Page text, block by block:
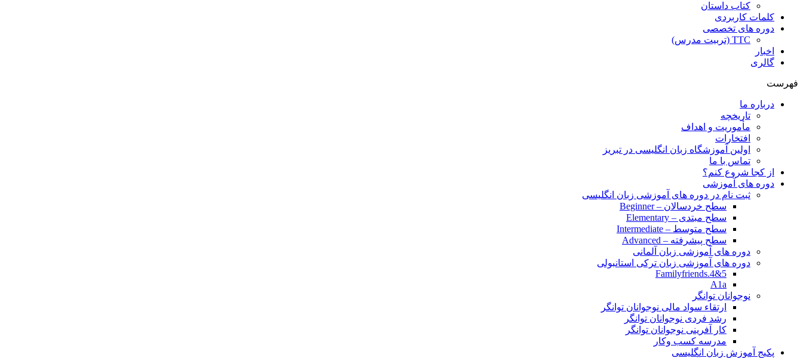
کتاب داستان
کلمات کاربردی
دوره های تخصصی
TTC (تربیت مدرس)
اخبار
گالری
فهرست
درباره ما
تاریخچه
مأموریت و اهداف
افتخارات
اولین آموزشگاه زبان انگلیسی در تبریز
تماس با ما
از کجا شروع کنم؟
دوره های آموزشی
ثبت نام در دوره های آموزشی زبان انگلیسی
سطح خردسالان – Beginner
سطح مبتدی – Elementary
سطح متوسط – Intermediate
سطح پیشرفته – Advanced
دوره های آموزشی زبان آلمانی
دوره های آموزشی زبان ترکی استانبولی
Familyfriends.4&5
A1a
نوجوانان توانگر
ارتقاء سواد مالی نوجوانان توانگر
رشد فردی نوجوانان توانگر
کار آفرینی نوجوانان توانگر
مدرسه کسب وکار
پکیج آموزش زبان انگلیسی